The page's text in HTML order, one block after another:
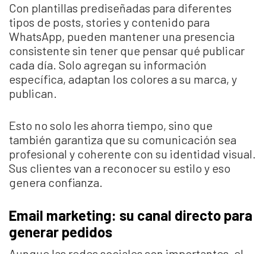
Con plantillas prediseñadas para diferentes
tipos de posts, stories y contenido para
WhatsApp, pueden mantener una presencia
consistente sin tener que pensar qué publicar
cada día. Solo agregan su información
específica, adaptan los colores a su marca, y
publican.
Esto no solo les ahorra tiempo, sino que
también garantiza que su comunicación sea
profesional y coherente con su identidad visual.
Sus clientes van a reconocer su estilo y eso
genera confianza.
Email marketing: su canal directo para
generar pedidos